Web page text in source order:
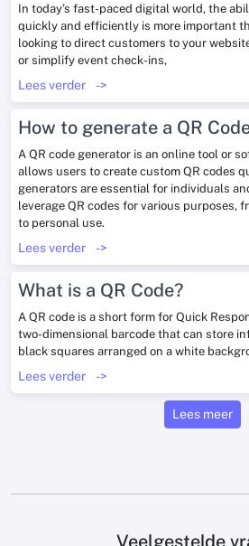
In today’s fast-paced digital world, the
quickly and efficiently is more important
looking to direct customers to your
or simplify event check-ins,
Lees verder ->
How to generate a QR
A QR code generator is an online tool or
allows users to create custom QR codes
generators are essential for individuals
leverage QR codes for various purposes,
to personal use.
Lees verder ->
What is a QR Code?
A QR code is a short form for Quick
two-dimensional barcode that can store
black squares arranged on a white
Lees verder ->
Lees meer
Veelgestelde